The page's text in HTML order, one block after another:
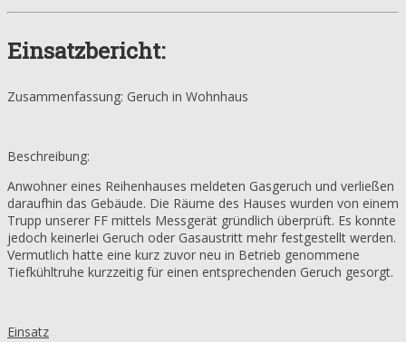
Einsatzbericht:
Zusammenfassung: Geruch in Wohnhaus
Beschreibung:
Anwohner eines Reihenhauses meldeten Gasgeruch und verließen
daraufhin das Gebäude. Die Räume des Hauses wurden von einem
Trupp unserer FF mittels Messgerät gründlich überprüft. Es konnte
jedoch keinerlei Geruch oder Gasaustritt mehr festgestellt werden.
Vermutlich hatte eine kurz zuvor neu in Betrieb genommene
Tiefkühltruhe kurzzeitig für einen entsprechenden Geruch gesorgt.
Einsatz